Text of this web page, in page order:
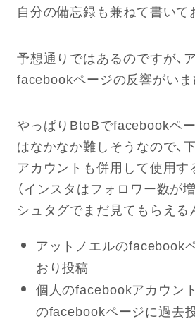
自分の備忘録も兼ねて書いて
予想通りではあるのですが、
facebookページの反響がいま
やっぱりBtoBでfacebookペ
はなかなか難しそうなので、
アカウントも併用して使用す
（インスタはフォロワー数が
シュタグでまだ見てもらえる
アットノエルのfacebook
おり投稿
個人のfacebookアカウン
のfacebookページに過去